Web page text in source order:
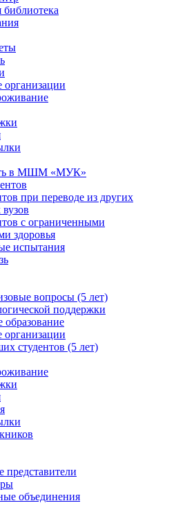
организации
в МШМ «МУК»
при переводе из других
с ограниченными
здоровья
испытания
вопросы (5 лет)
поддержки
организации
студентов (5 лет)
объединения